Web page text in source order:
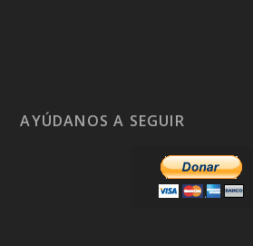
AYÚDANOS A SEGUIR